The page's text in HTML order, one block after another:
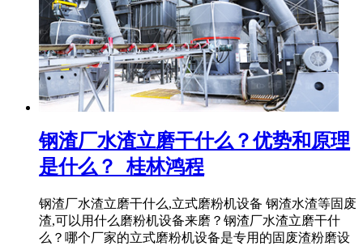
钢渣厂水渣立磨干什么？优势和原理
是什么？_桂林鸿程
钢渣厂水渣立磨干什么,立式磨粉机设备 钢渣水渣等固废
渣,可以用什么磨粉机设备来磨？钢渣厂水渣立磨干什
么？哪个厂家的立式磨粉机设备是专用的固废渣粉磨设